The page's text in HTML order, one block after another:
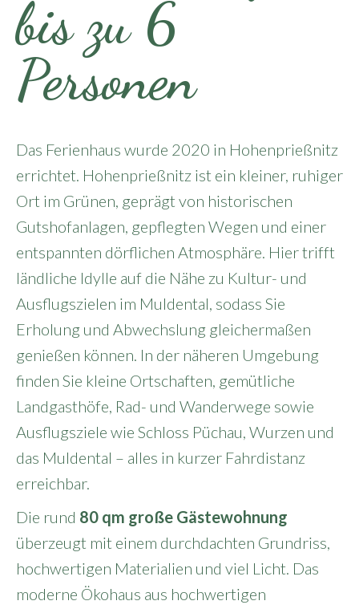
bis zu 6
Personen
Das Ferienhaus wurde 2020 in Hohenprießnitz
errichtet. Hohenprießnitz ist ein kleiner, ruhiger
Ort im Grünen, geprägt von historischen
Gutshofanlagen, gepflegten Wegen und einer
entspannten dörflichen Atmosphäre. Hier trifft
ländliche Idylle auf die Nähe zu Kultur- und
Ausflugszielen im Muldental, sodass Sie
Erholung und Abwechslung gleichermaßen
genießen können. In der näheren Umgebung
finden Sie kleine Ortschaften, gemütliche
Landgasthöfe, Rad- und Wanderwege sowie
Ausflugsziele wie Schloss Püchau, Wurzen und
das Muldental – alles in kurzer Fahrdistanz
erreichbar.
Die rund 80 qm große Gästewohnung
überzeugt mit einem durchdachten Grundriss,
hochwertigen Materialien und viel Licht. Das
moderne Ökohaus aus hochwertigen